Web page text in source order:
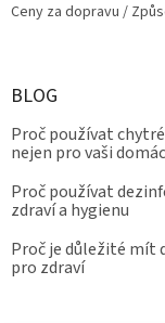
Ceny za dopravu /
BLOG
Proč používat
nejen pro vaši
Proč používat
zdraví a hygienu
Proč je důležité mít
pro zdraví